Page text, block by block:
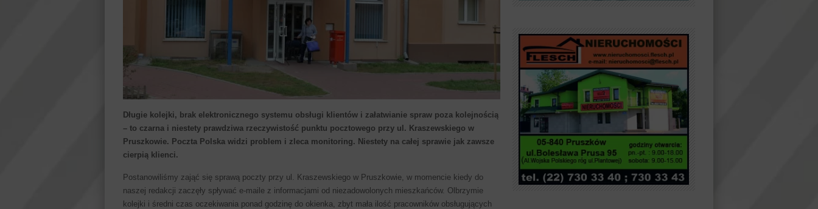
Długie kolejki, brak elektronicznego systemu obsługi klientów i załatwianie spraw poza kolejnością
– to czarna i niestety prawdziwa rzeczywistość punktu pocztowego przy ul. Kraszewskiego w
Pruszkowie. Poczta Polska widzi problem i zleca monitoring. Niestety na całej sprawie jak zawsze
cierpią klienci.
Postanowiliśmy zająć się sprawą poczty przy ul. Kraszewskiego w Pruszkowie, w momencie kiedy do
naszej redakcji zaczęły spływać e-maile z informacjami od niezadowolonych mieszkańców. Olbrzymie
kolejki i średni czas oczekiwania ponad godzinę do okienka, zbyt mała ilość pracowników obsługujących